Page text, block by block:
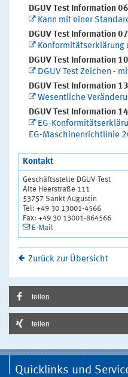
DGUV Test Information
Kann mit einer
DGUV Test Information
Konformitätserklärung
DGUV Test Information
DGUV Test Zeichen -
DGUV Test Information
Wesentliche
DGUV Test Information
EG-
EG-Maschinenrichtlinie
Kontakt
Geschäftsstelle DGUV Test
Alte Heerstraße 111
53757 Sankt Augustin
Tel: +49 30 13001-4566
Fax: +49 30 13001-864566
E-Mail
Zurück zur Übersicht
teilen
teilen
Quicklinks und